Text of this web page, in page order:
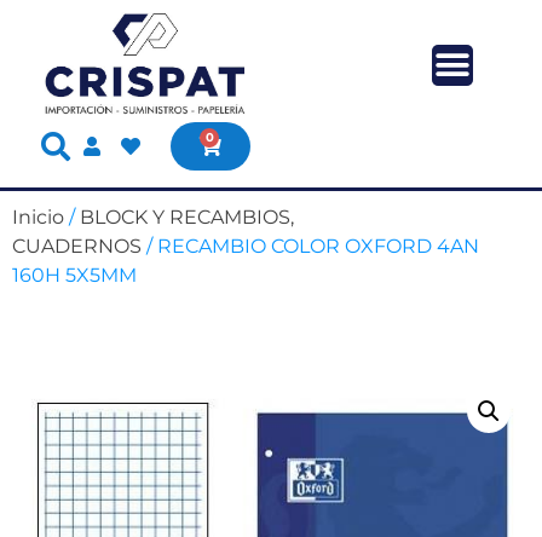
0
Inicio / BLOCK Y RECAMBIOS,
CUADERNOS / RECAMBIO COLOR OXFORD 4AN
160H 5X5MM